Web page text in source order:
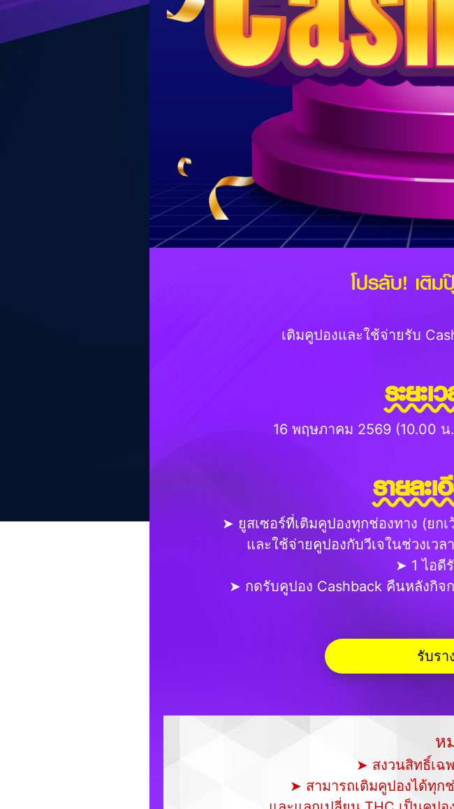
โปรลับ! เติ
เติมคูปองและใช้จ่ายรับ
ระยะ
16 พฤษภาคม 2569 (10.00
รายละ
➤ ยูสเซอร์ที่เติมคูปองทุกช่องทาง (ยก
และใช้จ่ายคูปองกับวีเจในช่วงเว
➤ 1 ไอดี
➤ กดรับคูปอง Cashback คืนหลังกิจ
รับรา
ห
➤ สงวนสิทธิ์เฉ
➤ สามารถเติมคูปองได้ทุก